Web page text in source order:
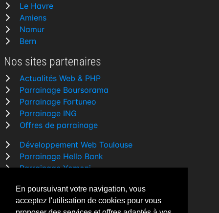
En poursuivant votre navigation, vous
acceptez l'utilisation de cookies pour vous
Le Havre
Amiens
Namur
Bern
Nos sites partenaires
Actualités Web & PHP
Parrainage Boursorama
Parrainage Fortuneo
Parrainage ING
Offres de parrainage
Développement Web Toulouse
Parrainage Hello Bank
Parrainage Yomoni
Comparatif banque